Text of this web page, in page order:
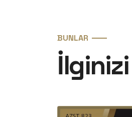
BUNLAR